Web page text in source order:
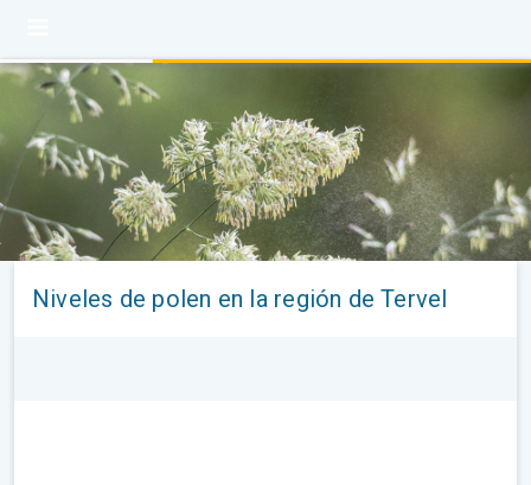
Niveles de polen en la región de Tervel